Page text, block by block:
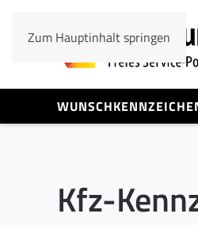
Zum Hauptinhalt springen
Kfz-